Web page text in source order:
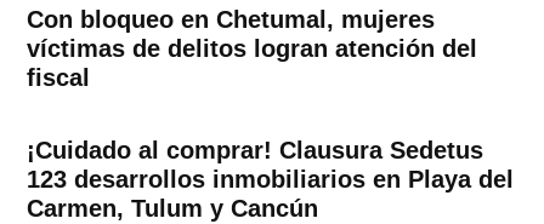
Con bloqueo en Chetumal, mujeres
víctimas de delitos logran atención del
fiscal
¡Cuidado al comprar! Clausura Sedetus
123 desarrollos inmobiliarios en Playa del
Carmen, Tulum y Cancún